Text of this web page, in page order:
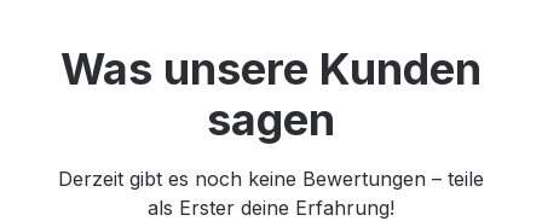
Was unsere Kunden
sagen
Derzeit gibt es noch keine Bewertungen – teile
als Erster deine Erfahrung!